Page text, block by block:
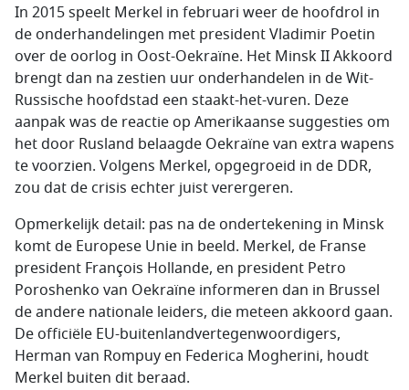
In 2015 speelt Merkel in februari weer de hoofdrol in
de onderhandelingen met president Vladimir Poetin
over de oorlog in Oost-Oekraïne. Het Minsk II Akkoord
brengt dan na zestien uur onderhandelen in de Wit-
Russische hoofdstad een staakt-het-vuren. Deze
aanpak was de reactie op Amerikaanse suggesties om
het door Rusland belaagde Oekraïne van extra wapens
te voorzien. Volgens Merkel, opgegroeid in de DDR,
zou dat de crisis echter juist verergeren.
Opmerkelijk detail: pas na de ondertekening in Minsk
komt de Europese Unie in beeld. Merkel, de Franse
president François Hollande, en president Petro
Poroshenko van Oekraïne informeren dan in Brussel
de andere nationale leiders, die meteen akkoord gaan.
De officiële EU-buitenlandvertegenwoordigers,
Herman van Rompuy en Federica Mogherini, houdt
Merkel buiten dit beraad.